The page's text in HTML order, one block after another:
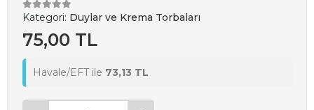
Kategori: Duylar ve Krema Torbaları
75,00 TL
Havale/EFT ile 73,13 TL